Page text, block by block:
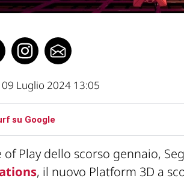
09 Luglio 2024 13:05
su Google
Play dello scorso gennaio,
, il nuovo Platform 3D a